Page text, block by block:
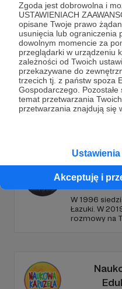
Zgoda jest dobrowolna i
USTAWIENIACH
opisane Twoje prawo
usunięcia lub ograniczenia
dowolnym momencie za
przeglądarki w urządzeniu
zależności od Twoich
przekazywane do
trzecich tj. z państw spoza
Gospodarczego.
temat przetwarzania
przetwarzania znajdują się
Akceptuję i
Wesprzyj działalność
Promowani
Skazany
169 patronów
W 1996
Łazuki. W
rozmowy na